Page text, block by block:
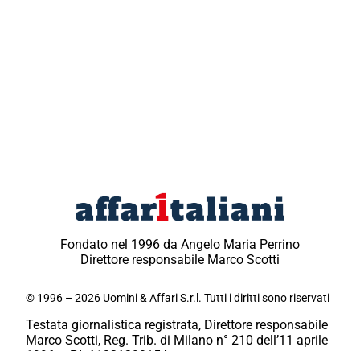
Fondato nel 1996 da Angelo Maria Perrino
Direttore responsabile Marco Scotti
© 1996 – 2026 Uomini & Affari S.r.l. Tutti i diritti sono riservati
Testata giornalistica registrata, Direttore responsabile
Marco Scotti, Reg. Trib. di Milano n° 210 dell’11 aprile